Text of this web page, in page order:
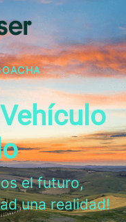
el futuro,
una realidad!